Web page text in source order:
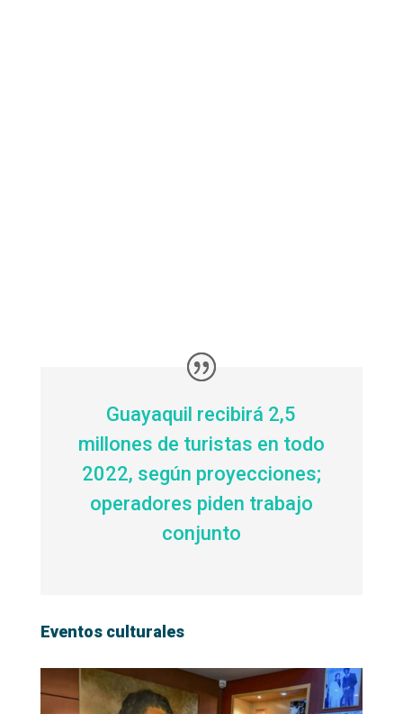
Guayaquil recibirá 2,5
millones de turistas en todo
2022, según proyecciones;
operadores piden trabajo
conjunto
Eventos culturales